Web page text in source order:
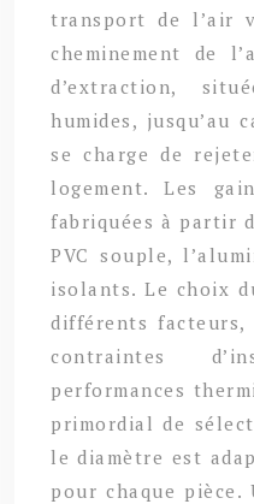
transport de l’air
cheminement de
d’extraction,
humides, jusqu’au
se charge de
logement. Les
fabriquées à partir
PVC souple,
isolants. Le choix
différents
contraintes
performances
primordial de
le diamètre est
pour chaque